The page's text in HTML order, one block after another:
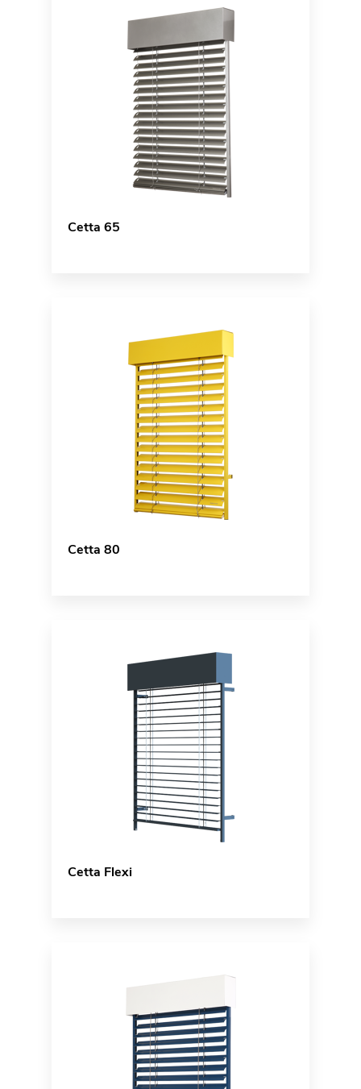
Cetta 65
Cetta 80
Cetta Flexi